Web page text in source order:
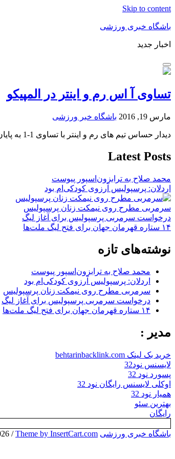
Skip to content
باشگاه خبری ورزشی
اخبار جدید
تساوی آ اس رم و اینتر در المپیکو
مارس 19, 2016 باشگاه خبر ورزشی
دیدار حساس تیم های رم و اینتر با تساوی 1-1 به پایان رسید تا رقابت
Latest Posts
محمد صلاح به ترابزون‌اسپور پیوست
اردلان: پرسپولیس آرزوی کودکی‌ام بود
سرمربی مطرح روی نیمکت زنان پرسپولیس
درخواست سرمربی پرسپولیس برای آغاز لیگ
۱۴ ستاره قهرمان جهان برای فتح لیگ ملت‌ها
نوشته‌های تازه
محمد صلاح به ترابزون‌اسپور پیوست
اردلان: پرسپولیس آرزوی کودکی‌ام بود
سرمربی مطرح روی نیمکت زنان پرسپولیس
درخواست سرمربی پرسپولیس برای آغاز لیگ
۱۴ ستاره قهرمان جهان برای فتح لیگ ملت‌ها
مدیر :
خرید بک لینک behtarinbacklink.com
لایسنس نود32
پسورد نود 32
اوکلی لایسنس رایگان نود 32
همیار نود 32
بهترین سئو
رایگان
باشگاه خبری ورزشی
/Theme by InsertCart.com